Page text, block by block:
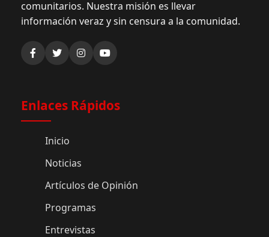
comunitarios. Nuestra misión es llevar
información veraz y sin censura a la comunidad.
Enlaces Rápidos
Inicio
Noticias
Artículos de Opinión
Programas
Entrevistas